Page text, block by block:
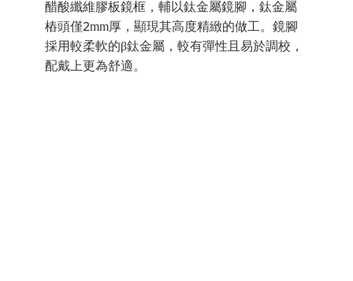
醋酸纖維膠板鏡框，輔以鈦金屬鏡腳，鈦金屬
樁頭僅2mm厚，顯現其高度精緻的做工。鏡腳
採用較柔軟的β鈦金屬，較有彈性且易於調校，
配戴上更為舒適。